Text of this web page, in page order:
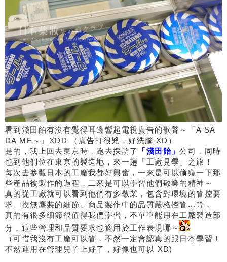
看到淺田飴有沒有覺得耳邊響起電視廣告的歌聲～「A SA
DA ME～」XDD （廣告打很兇，好洗腦 XD）
是的，我上回去東京時，跑去採訪了
「淺田飴」公司，同時
也到他們位在東京的製造地，來一趟「工廠見學」之旅！
每次去參觀日本的工廠我都好興奮，一來是可以偷窺一下那
些產品被製作的過程，二來是可以學習他們敬業的精神～
真的從工廠就可以看到他們有多敬業，包含對環境的管控要
求、換無塵裝的細節、商品製作中的品質嚴格控管...等，
真的有很多細節很值得我們學習，不單單能用在工廠製造部
分，這些管理和品質要求也適用於工作表現哪～
（可惜我沒有工廠可以管，不然一定會認真的跟日本學習！
不然運用在管理兒子上好了，好像也可以 XD)